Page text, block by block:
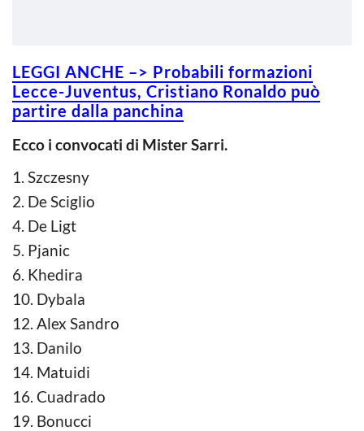
LEGGI ANCHE –> Probabili formazioni
Lecce-Juventus, Cristiano Ronaldo può
partire dalla panchina
Ecco i convocati di Mister Sarri.
1. Szczesny
2. De Sciglio
4. De Ligt
5. Pjanic
6. Khedira
10. Dybala
12. Alex Sandro
13. Danilo
14. Matuidi
16. Cuadrado
19. Bonucci